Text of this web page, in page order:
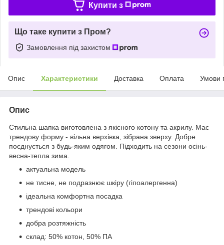
Купити з
Що таке купити з Пром?
Замовлення під захистом
Опис Характеристики Доставка Оплата Умови
Опис
Стильна шапка виготовлена з якісного котону та акрилу. Має
трендову форму - вільна верхівка, зібрана зверху. Добре
поєднується з будь-яким одягом. Підходить на сезони осінь-
весна-тепла зима.
актуальна модель
не тисне, не подразнює шкіру (гіпоалергенна)
ідеальна комфортна посадка
трендові кольори
добра розтяжність
склад: 50% котон, 50% ПА